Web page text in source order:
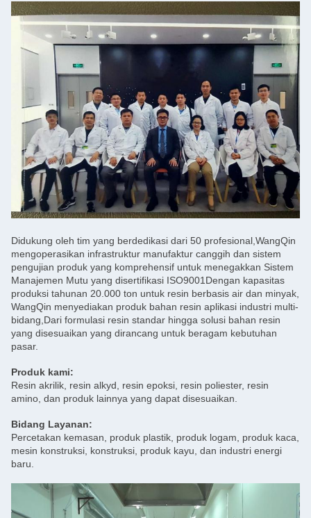
Didukung oleh tim yang berdedikasi dari 50 profesional,WangQin
mengoperasikan infrastruktur manufaktur canggih dan sistem
pengujian produk yang komprehensif untuk menegakkan Sistem
Manajemen Mutu yang disertifikasi ISO9001Dengan kapasitas
produksi tahunan 20.000 ton untuk resin berbasis air dan minyak,
WangQin menyediakan produk bahan resin aplikasi industri multi-
bidang,Dari formulasi resin standar hingga solusi bahan resin
yang disesuaikan yang dirancang untuk beragam kebutuhan
pasar.
Produk kami:
Resin akrilik, resin alkyd, resin epoksi, resin poliester, resin
amino, dan produk lainnya yang dapat disesuaikan.
Bidang Layanan:
Percetakan kemasan, produk plastik, produk logam, produk kaca,
mesin konstruksi, konstruksi, produk kayu, dan industri energi
baru.